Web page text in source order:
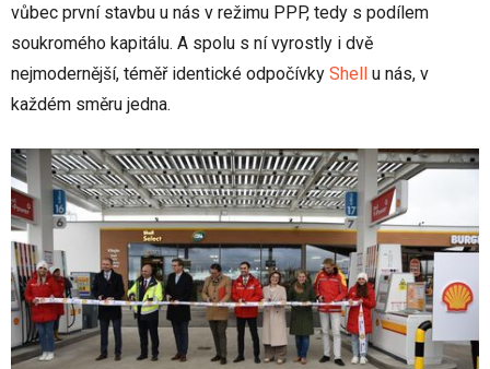
vůbec první stavbu u nás v režimu PPP, tedy s podílem
soukromého kapitálu. A spolu s ní vyrostly i dvě
nejmodernější, téměř identické odpočívky Shell
u nás, v
každém směru jedna.